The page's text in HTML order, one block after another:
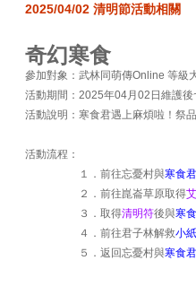
2025/04/02 清明節活動相關
奇幻寒食
參加對象：武林同萌傳Online 等級
活動期間：2025年04月02日維護
活動說明：寒食君遇上麻煩啦！祭
活動流程：
１．前往忘憂村與寒食君
２．前往崑崙草原取得
３．取得清明符後與寒
４．前往君子林解救小
５．返回忘憂村與寒食君